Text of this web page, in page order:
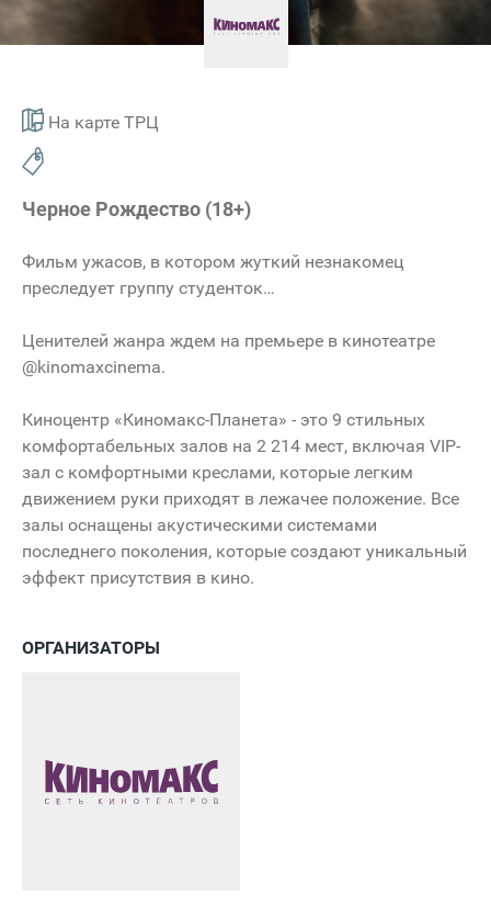
На карте ТРЦ
Черное Рождество (18+)
Фильм ужасов, в котором жуткий незнакомец
преследует группу студенток…
Ценителей жанра ждем на премьере в кинотеатре
@kinomaxcinema.
Киноцентр «Киномакс-Планета» - это 9 стильных
комфортабельных залов на 2 214 мест, включая VIP-
зал с комфортными креслами, которые легким
движением руки приходят в лежачее положение. Все
залы оснащены акустическими системами
последнего поколения, которые создают уникальный
эффект присутствия в кино.
ОРГАНИЗАТОРЫ